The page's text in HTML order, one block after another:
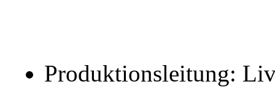
Produktionsleitung: